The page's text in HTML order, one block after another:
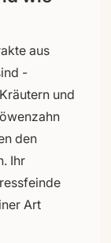
aus
-
und
den
Ihr
Art